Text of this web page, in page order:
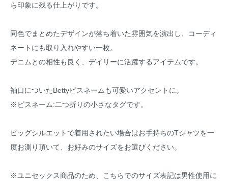
ら印象に残る仕上がりです。
同色でまとめたデザインが落ち着いた雰囲気を演出し、コーディ
ネートにも取り入れやすい一枚。
デニムとの相性も良く、デイリーに活躍するアイテムです。
袖口についたBettyピスネームも可愛いアクセントに。
※ピスネーム:二つ折りの小さなタグです。
ビッグシルエットで着用されたい場合はお手持ちのTシャツを一
度お測り頂いて、お好みのサイズをお選びください。
※ユニセックス商品のため、こちらでのサイズ表記は男性使用に